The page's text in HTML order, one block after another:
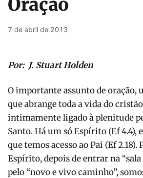
Oração
7 de abril de 2013
Por: J. Stuart Holden
O importante assunto de oração,
que abrange toda a vida do
intimamente ligado à plenitude
Santo. Há um só Espírito (Ef 4.4),
que temos acesso ao Pai (Ef 2.18).
Espírito, depois de entrar na
pelo “novo e vivo caminho”,